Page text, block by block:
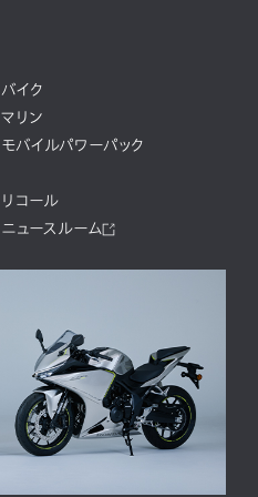
バイク
マリン
モバイルパワーパック
リコール
ニュースルーム